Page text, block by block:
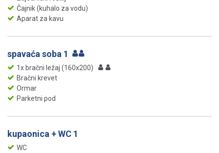
Čajnik (kuhalo za vodu)
Aparat za kavu
spavaća soba 1
1x bračni ležaj (160x200)
Bračni krevet
Ormar
Parketni pod
kupaonica + WC 1
WC